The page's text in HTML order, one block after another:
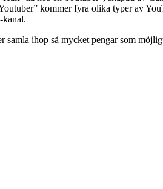
kommer fyra olika typer av
kanal.
ihop så mycket pengar som